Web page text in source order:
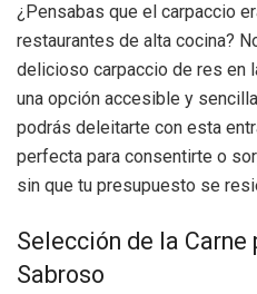
¿Pensabas que el carpaccio
restaurantes de alta cocina?
delicioso carpaccio de res en
una opción accesible y
podrás deleitarte con esta
perfecta para consentirte o
sin que tu presupuesto se
Selección de la Carne
Sabroso